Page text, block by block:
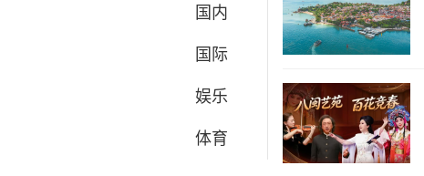
国内
国际
娱乐
体育